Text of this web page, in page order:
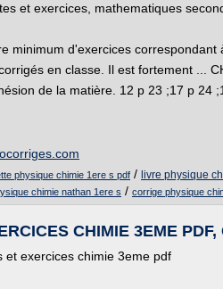
et exercices, mathematiques
minimum d'exercices correspondant
en classe. Il est fortement ...
de la matière. 12 p 23 ;17 p 24
physique chimie 1ere s pdf / livre physique
chimie nathan 1ere s / corrige physique
CHIMIE 3EME
et exercices chimie 3eme pdf